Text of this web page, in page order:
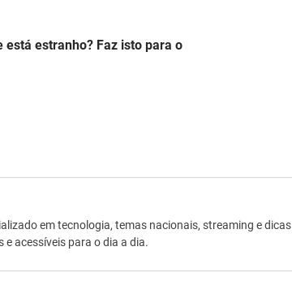
está estranho? Faz isto para o
em tecnologia, temas nacionais, streaming e dicas
acessíveis para o dia a dia.